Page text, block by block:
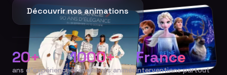
Découvrir nos animations
20+
ans d'expérience
1000+
événements animés
France
Interventions partout